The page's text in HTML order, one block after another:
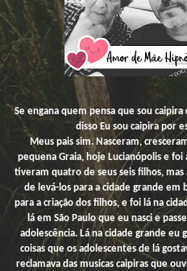
Se engana quem pensa que sou
dissoEu sou caipira por
Meus pais sim. Nasceram,
pequena Graia, hoje Lucianópolis e
tiveram quatro de seus seis filhos, mas
de levá-los para a cidade grande em
para a criação dos filhos, e foi lá na
lá em São Paulo que eu nasci e
adolescência. Lá na cidade grande eu
coisas que os adolescentes de lá
reclamava das musicas caipiras que